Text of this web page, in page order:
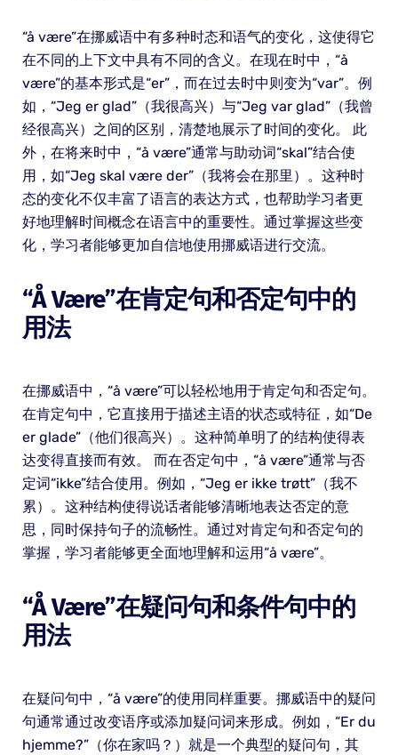
“å være”在挪威语中有多种时态和语气的变化，这使得它
在不同的上下文中具有不同的含义。在现在时中，“å
være”的基本形式是“er”，而在过去时中则变为“var”。例
如，“Jeg er glad”（我很高兴）与“Jeg var glad”（我曾
经很高兴）之间的区别，清楚地展示了时间的变化。 此
外，在将来时中，“å være”通常与助动词“skal”结合使
用，如“Jeg skal være der”（我将会在那里）。这种时
态的变化不仅丰富了语言的表达方式，也帮助学习者更
好地理解时间概念在语言中的重要性。通过掌握这些变
化，学习者能够更加自信地使用挪威语进行交流。
“å Være”在肯定句和否定句中的
用法
在挪威语中，“å være”可以轻松地用于肯定句和否定句。
在肯定句中，它直接用于描述主语的状态或特征，如“De
er glade”（他们很高兴）。这种简单明了的结构使得表
达变得直接而有效。 而在否定句中，“å være”通常与否
定词“ikke”结合使用。例如，“Jeg er ikke trøtt”（我不
累）。这种结构使得说话者能够清晰地表达否定的意
思，同时保持句子的流畅性。通过对肯定句和否定句的
掌握，学习者能够更全面地理解和运用“å være”。
“å Være”在疑问句和条件句中的
用法
在疑问句中，“å være”的使用同样重要。挪威语中的疑问
句通常通过改变语序或添加疑问词来形成。例如，“Er du
hjemme?”（你在家吗？）就是一个典型的疑问句，其